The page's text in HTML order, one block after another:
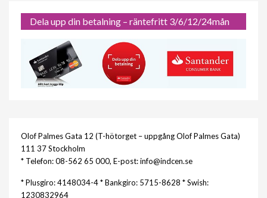
Dela upp din betalning – räntefritt 3/6/12/24mån
Olof Palmes Gata 12 (T-hötorget – uppgång Olof Palmes Gata)
111 37 Stockholm
* Telefon: 08-562 65 000, E-post: info@indcen.se
* Plusgiro: 4148034-4 * Bankgiro: 5715-8628 * Swish:
1230832964